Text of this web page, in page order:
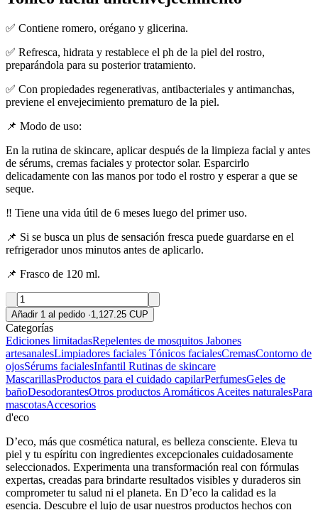
✅ Contiene romero, orégano y glicerina.
✅ Refresca, hidrata y restablece el ph de la piel del rostro,
preparándola para su posterior tratamiento.
✅ Con propiedades regenerativas, antibacteriales y antimanchas,
previene el envejecimiento prematuro de la piel.
📌 Modo de uso:
En la rutina de skincare, aplicar después de la limpieza facial y antes
de sérums, cremas faciales y protector solar. Esparcirlo
delicadamente con las manos por todo el rostro y esperar a que se
seque.
‼️ Tiene una vida útil de 6 meses luego del primer uso.
📌 Si se busca un plus de sensación fresca puede guardarse en el
refrigerador unos minutos antes de aplicarlo.
📌 Frasco de 120 ml.
Añadir 1 al pedido ·1,127.25 CUP
Categorías
Ediciones limitadasRepelentes de mosquitos Jabones
artesanalesLimpiadores faciales Tónicos facialesCremasContorno de
ojosSérums facialesInfantil Rutinas de skincare
MascarillasProductos para el cuidado capilarPerfumesGeles de
bañoDesodorantesOtros productos Aromáticos Aceites naturalesPara
mascotasAccesorios
d'eco
D’eco, más que cosmética natural, es belleza consciente. Eleva tu
piel y tu espíritu con ingredientes excepcionales cuidadosamente
seleccionados. Experimenta una transformación real con fórmulas
expertas, creadas para brindarte resultados visibles y duraderos sin
comprometer tu salud ni el planeta. En D’eco la calidad es la
esencia. Descubre el lujo de usar nuestros productos hechos con